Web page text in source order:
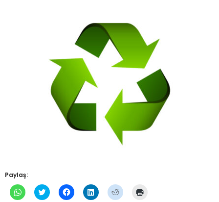
Paylaş:
WhatsApp'ta
paylaşmak
Twitter
üzerinde
Facebook'ta
paylaşmak
Linkedln
üzerinden
Reddit
üzerinde